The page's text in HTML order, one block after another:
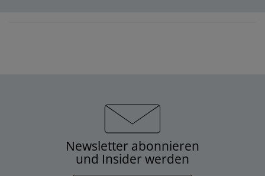
Newsletter abonnieren
und Insider werden